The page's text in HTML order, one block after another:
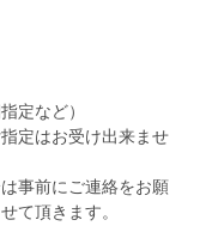
定など）
定はお受け出来ませ
事前にご連絡をお願
て頂きます。